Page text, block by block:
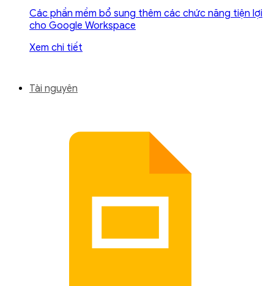
Các phần mềm bổ sung thêm các chức năng tiện lợi
cho Google Workspace
Xem chi tiết
Tài nguyên